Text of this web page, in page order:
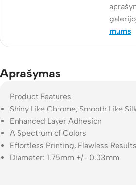
mums
Aprašymas
Product Features
Shiny Like Chrome, Smooth Like
Enhanced Layer Adhesion
A Spectrum of Colors
Effortless Printing, Flawless Results
Diameter: 1.75mm +/- 0.03mm